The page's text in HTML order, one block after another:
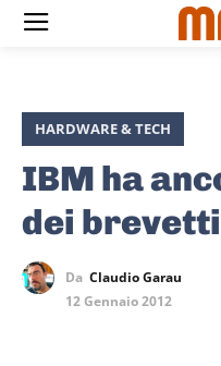
HARDWARE & TECH
IBM ha
dei brevetti
Da Claudio Garau
12 Gennaio 2012